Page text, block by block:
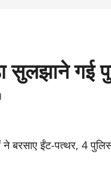
गई
ने बरसाए ईंट-पत्थर, 4